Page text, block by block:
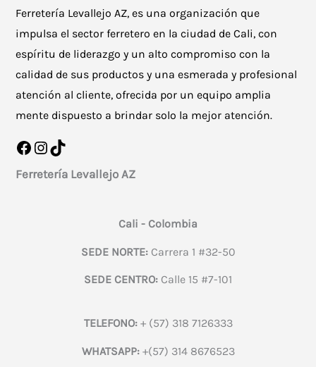
Ferretería Levallejo AZ, es una organización que
impulsa el sector ferretero en la ciudad de Cali, con
espíritu de liderazgo y un alto compromiso con la
calidad de sus productos y una esmerada y profesional
atención al cliente, ofrecida por un equipo amplia
mente dispuesto a brindar solo la mejor atención.
Facebook
Instagram
TikTok
Ferretería Levallejo AZ
Cali - Colombia
SEDE NORTE:Carrera 1 #32-50
SEDE CENTRO: Calle 15 #7-101
TELEFONO:+ (57) 318 7126333
WHATSAPP:+(57) 314 8676523